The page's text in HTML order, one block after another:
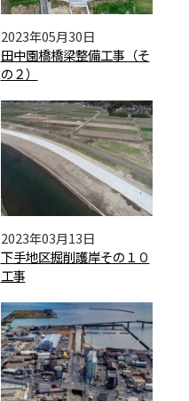
2023年05月30日
田中園橋橋梁整備工事（そ
の２）
2023年03月13日
下手地区掘削護岸その１０
工事